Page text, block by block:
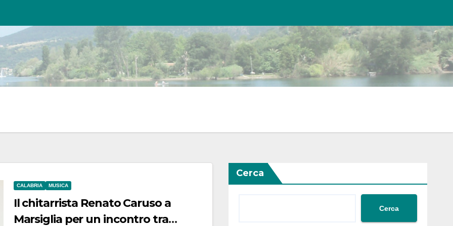
CALABRIA MUSICA
Il chitarrista Renato Caruso a
Marsiglia per un incontro tra
Cerca
Cerca